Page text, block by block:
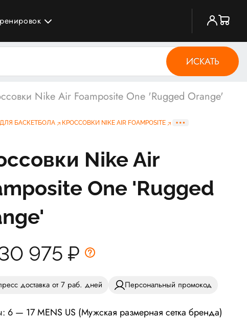
ИСКАТЬ
Nike Air Foamposite One 'Rugged Orange'
ДЛЯ БАСКЕТБОЛА КРОССОВКИ NIKE AIR FOAMPOSITE
Nike Air
One 'Rugged
975 ₽
доставка от 7 раб. дней Персональный промокод
6 — 17 MENS US (Мужская размерная сетка бренда)